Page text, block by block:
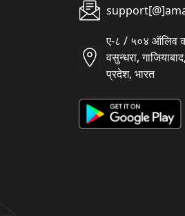
ए-८ / ५०४ ऑलिव
वसुन्धरा,
प्रदेश, भारत